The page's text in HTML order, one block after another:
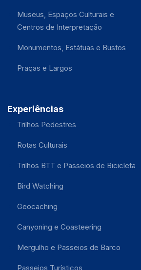
Museus, Espaços Culturais e
Centros de Interpretação
Monumentos, Estátuas e Bustos
Praças e Largos
Experiências
Trilhos Pedestres
Rotas Culturais
Trilhos BTT e Passeios de Bicicleta
Bird Watching
Geocaching
Canyoning e Coasteering
Mergulho e Passeios de Barco
Passeios Turísticos